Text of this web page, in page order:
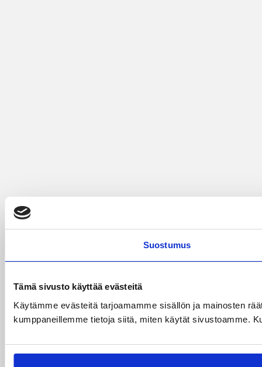
Suostumus
Tämä sivusto käyttää evästeitä
Käytämme evästeitä tarjoamamme sisällön ja mainosten
kumppaneillemme tietoja siitä, miten käytät sivustoamme.